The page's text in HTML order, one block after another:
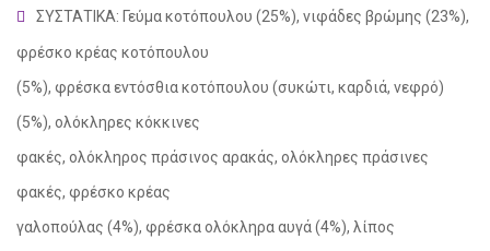
ΣΥΣΤΑΤΙΚΑ: Γεύμα κοτόπουλου (25%), νιφάδες βρώμης (23%),
φρέσκο κρέας κοτόπουλου
(5%), φρέσκα εντόσθια κοτόπουλου (συκώτι, καρδιά, νεφρό)
(5%), ολόκληρες κόκκινες
φακές, ολόκληρος πράσινος αρακάς, ολόκληρες πράσινες
φακές, φρέσκο κρέας
γαλοπούλας (4%), φρέσκα ολόκληρα αυγά (4%), λίπος